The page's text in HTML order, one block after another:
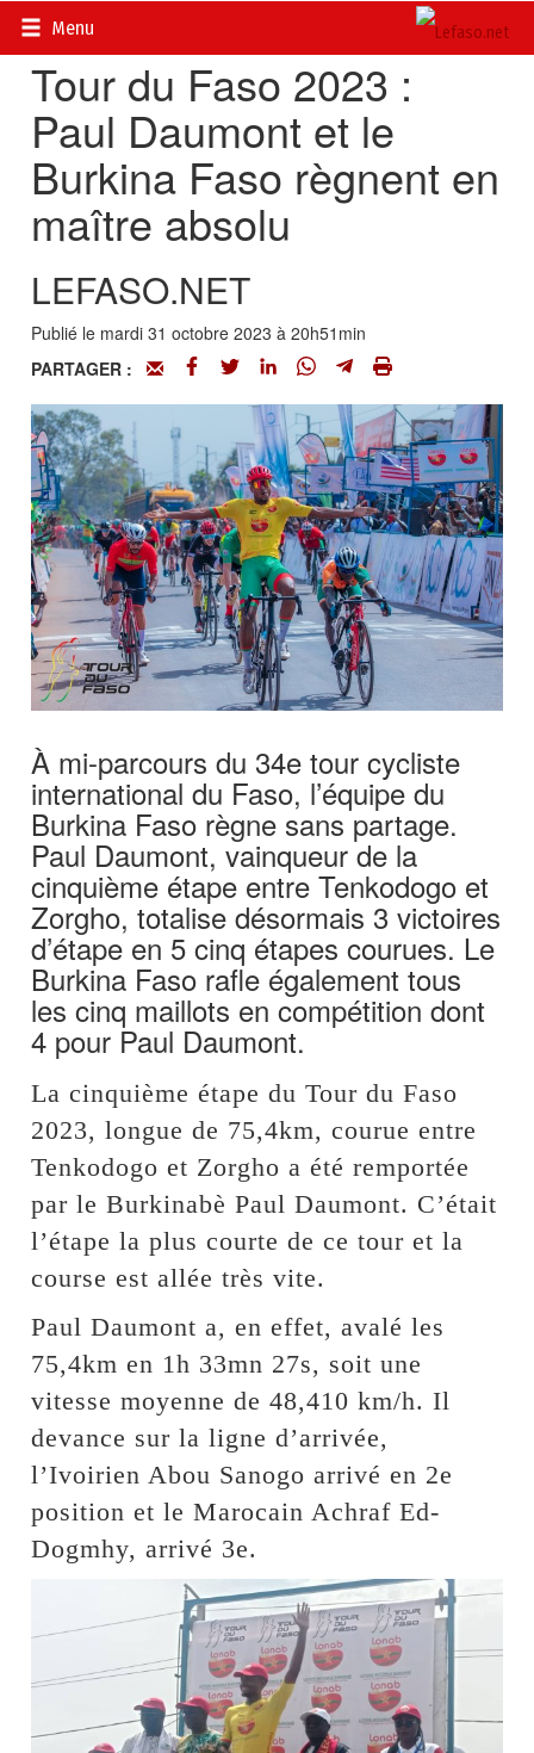
Menu
Accueil>
Tour du Faso 2023 :
Paul Daumont et le
Burkina Faso règnent en
maître absolu
LEFASO.NET
Publié le mardi 31 octobre 2023 à 20h51min
PARTAGER :
À mi-parcours du 34e tour cycliste
international du Faso, l’équipe du
Burkina Faso règne sans partage.
Paul Daumont, vainqueur de la
cinquième étape entre Tenkodogo et
Zorgho, totalise désormais 3 victoires
d’étape en 5 cinq étapes courues. Le
Burkina Faso rafle également tous
les cinq maillots en compétition dont
4 pour Paul Daumont.
La cinquième étape du Tour du Faso
2023, longue de 75,4km, courue entre
Tenkodogo et Zorgho a été remportée
par le Burkinabè Paul Daumont. C’était
l’étape la plus courte de ce tour et la
course est allée très vite.
Paul Daumont a, en effet, avalé les
75,4km en 1h 33mn 27s, soit une
vitesse moyenne de 48,410 km/h. Il
devance sur la ligne d’arrivée,
l’Ivoirien Abou Sanogo arrivé en 2e
position et le Marocain Achraf Ed-
Dogmhy, arrivé 3e.